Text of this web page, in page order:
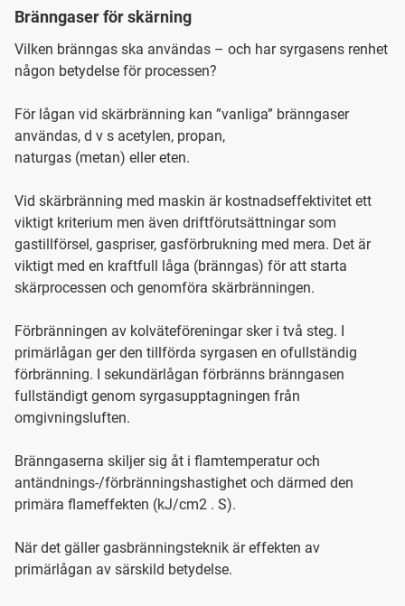
Bränngaser för skärning
Vilken bränngas ska användas – och har syrgasens renhet
någon betydelse för processen?
För lågan vid skärbränning kan ”vanliga” bränngaser
användas, d v s acetylen, propan,
naturgas (metan) eller eten.
Vid skärbränning med maskin är kostnadseffektivitet ett
viktigt kriterium men även driftförutsättningar som
gastillförsel, gaspriser, gasförbrukning med mera. Det är
viktigt med en kraftfull låga (bränngas) för att starta
skärprocessen och genomföra skärbränningen.
Förbränningen av kolväteföreningar sker i två steg. I
primärlågan ger den tillförda syrgasen en ofullständig
förbränning. I sekundärlågan förbränns bränngasen
fullständigt genom syrgasupptagningen från
omgivningsluften.
Bränngaserna skiljer sig åt i flamtemperatur och
antändnings-/förbränningshastighet och därmed den
primära flameffekten (kJ/cm2 . S).
När det gäller gasbränningsteknik är effekten av
primärlågan av särskild betydelse.